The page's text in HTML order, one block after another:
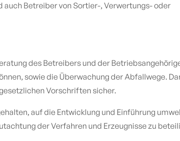
Betreiber von Sortier-, Verwertungs- oder
des Betreibers und der
sowie die Überwachung der Abfallwege.
Vorschriften sicher.
auf die Entwicklung und Einführung
der Verfahren und Erzeugnisse zu